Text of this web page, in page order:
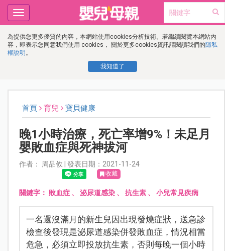
為提供您更多優質的內容，本網站使用cookies分析技術。若繼續閱覽本網站內
容，即表示您同意我們使用 cookies， 關於更多cookies資訊請閱讀我們的隱私
權說明 。
我知道了
Toggle
navigation
首頁 育兒 寶貝健康
晚1小時治療，死亡率增9%！未足月
嬰敗血症與死神拔河
作者： 周品攸 | 發表日期：2021-11-24
收藏
關鍵字： 敗血症、 泌尿道感染、 抗生素、 小兒常見疾病
一名還沒滿月的新生兒因出現發燒症狀，送急診
檢查後發現是泌尿道感染併發敗血症，情況相當
危急，必須立即投放抗生素，否則每晚一個小時